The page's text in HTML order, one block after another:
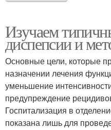
Изучаем
диспепсии и
Основные цели, которые
назначении лечения
уменьшение
предупреждение
Госпитализация в
показана лишь для